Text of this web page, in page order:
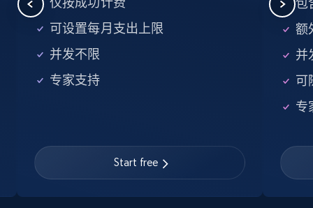
URL, Job posting id, Job title, Company name,
Company id, Job location, Job summary, Job
15.3K+
Linkedin job listings information - Discover
new jobs by keyword
Company id, Job location, Job summary, Job
可设置每月支出上限
并发不限
专家支持
Start free
包
额
并
可
专